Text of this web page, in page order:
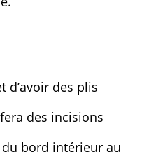
d’avoir des plis
des incisions
bord intérieur au